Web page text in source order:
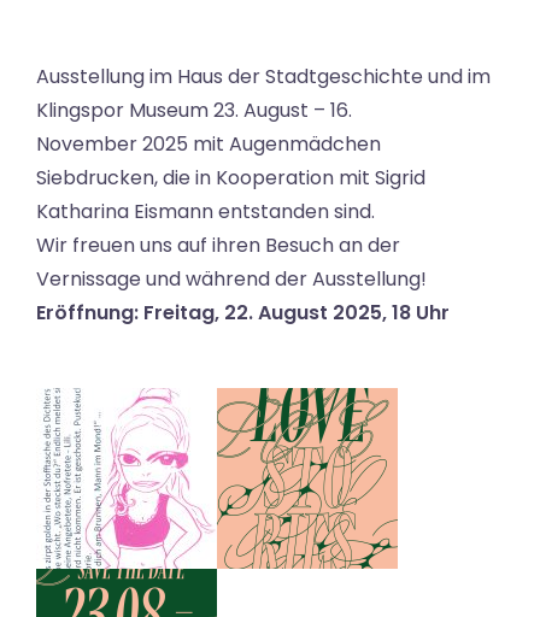
Ausstellung im Haus der Stadtgeschichte und im
Klingspor Museum 23. August – 16.
November 2025 mit Augenmädchen
Siebdrucken, die in Kooperation mit Sigrid
Katharina Eismann entstanden sind.
Wir freuen uns auf ihren Besuch an der
Vernissage und während der Ausstellung!
Eröffnung: Freitag, 22. August 2025, 18 Uhr